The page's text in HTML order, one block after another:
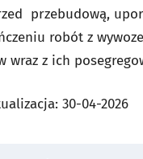
przebudową,
robót z
wraz z ich
30-04-2026